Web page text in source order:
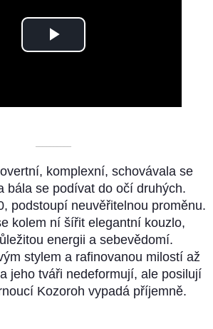
Play
––––––––––
komplexní, schovávala se
bála se podívat do očí druhých.
podstoupí neuvěřitelnou proměnu.
kolem ní šířit elegantní kouzlo,
energii a sebevědomí.
stylem a rafinovanou milostí až
jeho tváři nedeformují, ale posilují
Kozoroh vypadá příjemně.